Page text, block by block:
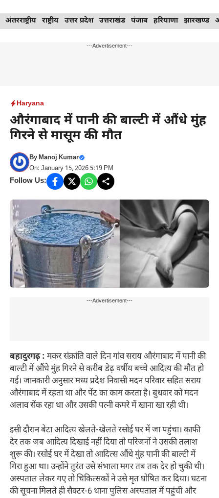
Skip
to
अंतरराष्ट्रीय राष्ट्रीय उत्तर प्रदेश उत्तराखंड पंजाब हरियाणा झारखण्ड
---Advertisement---
Haryana
औरंगाबाद में पानी की बाल्टी में औंधे मुंह
गिरने से मासूम की मौत
ByManoj Kumar
On: January 15, 2026 5:19 PM
Follow Us:
---Advertisement---
बहादुरगढ़ : मकर संक्रांति वाले दिन गांव सराय औरंगाबाद में पानी की
बाल्टी में औंधे मुंह गिरने से करीब डेढ़ वर्षीय बच्चे आदित्य की मौत हो
गई। जानकारी अनुसार मध्य प्रदेश निवासी मदन परिवार सहित सराय
औरंगाबाद में रहता था और पेंट का काम करता है। बुधवार को मदन
अलाव सेंक रहा था और उसकी पत्नी कमरे में खाना खा रही थी।
इसी दौरान बेटा आदित्य खेलते-खेलते रसोई घर में जा पहुंचा। काफी
देर तक जब आदित्य दिखाई नहीं दिया तो परिजनों ने उसकी तलाश
शुरू की। रसोई घर में देखा तो आदित्स औंधे मुंह पानी की बाल्टी में
गिरा हुआ था। उन्होंने तुरंत उसे संभाला मगर तब तक देर हो चुकी थी।
अस्पताल लेकर गए तो चिकित्सकों ने उसे मृत घोषित कर दिया। घटना
की सूचना मिलते ही सैक्टर-6 थाना पुलिस अस्पताल में पहुंची और